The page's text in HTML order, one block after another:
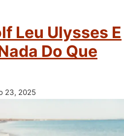
Leu Ulysses E
Do Que
23, 2025